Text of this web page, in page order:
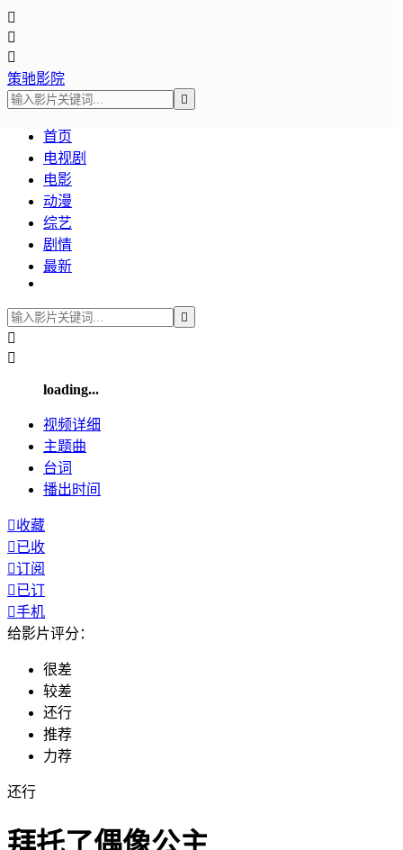



策驰影院

首页
电视剧
电影
动漫
综艺
剧情
最新



loading...
视频详细
主题曲
台词
播出时间
收藏
已收
订阅
已订
手机
给影片评分：
很差
较差
还行
推荐
力荐
还行